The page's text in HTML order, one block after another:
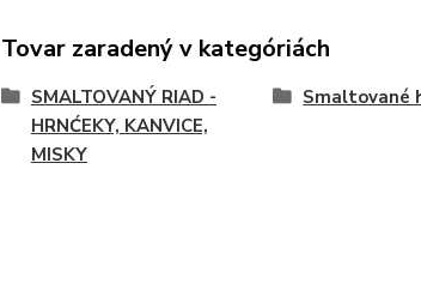
Tovar zaradený v kategóriách
SMALTOVANÝ RIAD -
HRNĆEKY, KANVICE,
MISKY
Smaltované